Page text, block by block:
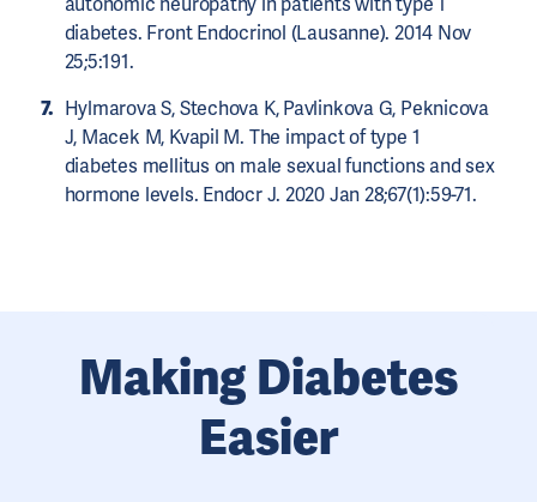
diabetes. Front Endocrinol (Lausanne). 2014 Nov
25;5:191.
Hylmarova S, Stechova K, Pavlinkova G, Peknicova
J, Macek M, Kvapil M. The impact of type 1
diabetes mellitus on male sexual functions and sex
hormone levels. Endocr J. 2020 Jan 28;67(1):59-71.
Making Diabetes
Easier